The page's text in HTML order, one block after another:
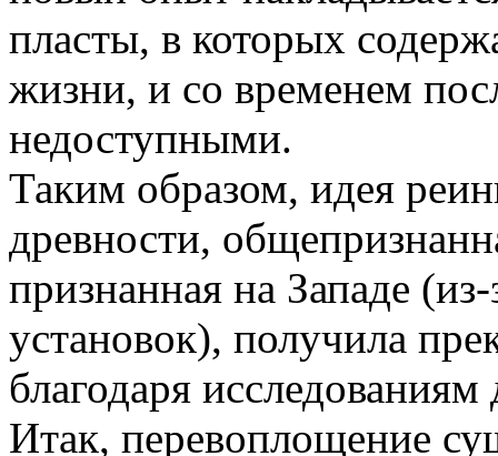
пласты, в которых
жизни, и со временем
недоступными.
Таким образом, идея
древности,
признанная на Западе
установок), получила
благодаря
Итак, перевоплощение